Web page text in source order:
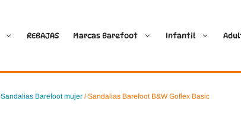
REBAJAS Marcas Barefoot
Batilas
Infantil
Sandalias Barefoot mujer / Sandalias Barefoot B&W Goflex Basic